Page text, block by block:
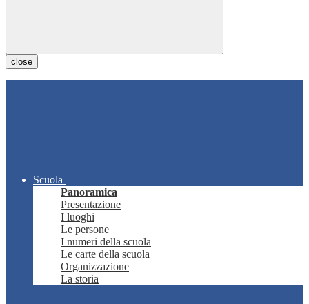
close
Scuola
Panoramica
Presentazione
I luoghi
Le persone
I numeri della scuola
Le carte della scuola
Organizzazione
La storia